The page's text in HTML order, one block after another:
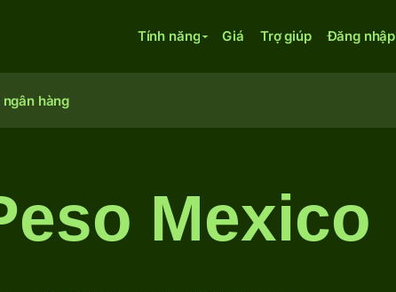
Tính năng Giá Trợ giúp Đăng nhập
hàng
Mexico